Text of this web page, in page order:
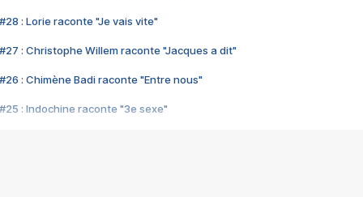
#28 : Lorie raconte "Je vais vite"
#27 : Christophe Willem raconte "Jacques a dit"
#26 : Chimène Badi raconte "Entre nous"
#25 : Indochine raconte "3e sexe"